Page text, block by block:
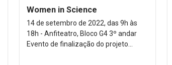
Women in Science
14 de setembro de 2022, das 9h às
18h - Anfiteatro, Bloco G4 3º andar
Evento de finalização do projeto